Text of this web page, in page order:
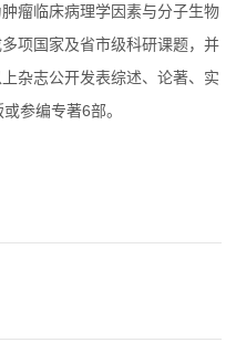
瘤临床病理学因素与分子生物
项国家及省市级科研课题，并
杂志公开发表综述、论著、实
参编专著6部。